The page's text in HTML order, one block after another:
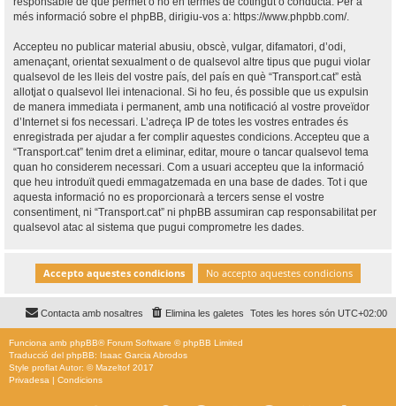
més informació sobre el phpBB, dirigiu-vos a: https://www.phpbb.com/.
Accepteu no publicar material abusiu, obscè, vulgar, difamatori, d’odi,
amenaçant, orientat sexualment o de qualsevol altre tipus que pugui violar
qualsevol de les lleis del vostre país, del país en què “Transport.cat” està
allotjat o qualsevol llei intenacional. Si ho feu, és possible que us expulsin
de manera immediata i permanent, amb una notificació al vostre proveïdor
d’Internet si fos necessari. L’adreça IP de totes les vostres entrades és
enregistrada per ajudar a fer complir aquestes condicions. Accepteu que a
“Transport.cat” tenim dret a eliminar, editar, moure o tancar qualsevol tema
quan ho considerem necessari. Com a usuari accepteu que la informació
que heu introduït quedi emmagatzemada en una base de dades. Tot i que
aquesta informació no es proporcionarà a tercers sense el vostre
consentiment, ni “Transport.cat” ni phpBB assumiran cap responsabilitat per
qualsevol atac al sistema que pugui comprometre les dades.
Totes les hores són UTC+02:00
Elimina les galetes
Contacta amb nosaltres
Funciona amb phpBB® Forum Software © phpBB Limited
Traducció del phpBB: Isaac Garcia Abrodos
Style proflatAutor: ©Mazeltof 2017
Privadesa | Condicions